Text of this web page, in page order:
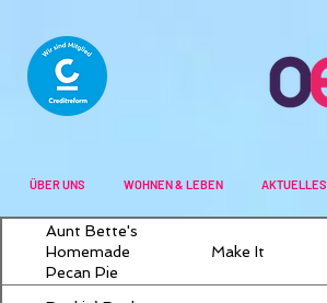
ÜBER UNS WOHNEN & LEBEN AKTUELLES
Aunt Bette's
Homemade
Pecan Pie
Make It